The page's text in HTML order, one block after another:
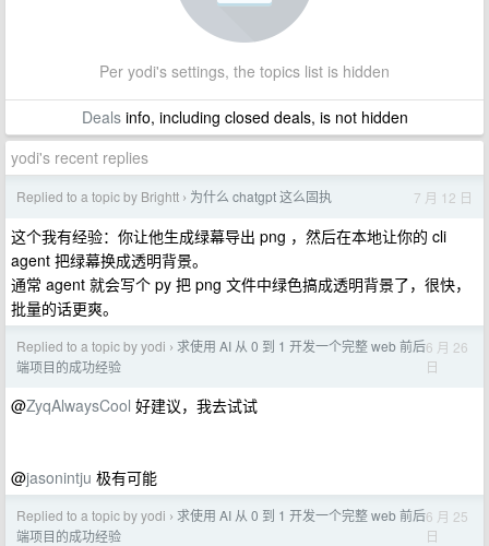
Per yodi's settings, the topics list is hidden
Dealsinfo, including closed deals, is not hidden
yodi's recent replies
Replied to a topic by Brightt › 为什么 chatgpt 这么固执 7 月 12 日
这个我有经验：你让他生成绿幕导出 png ，然后在本地让你的 cli
agent 把绿幕换成透明背景。
通常 agent 就会写个 py 把 png 文件中绿色搞成透明背景了，很快，
批量的话更爽。
Replied to a topic by yodi › 求使用 AI 从 0 到 1 开发一个完整 web 前后
端项目的成功经验
6 月 26
日
@ZyqAlwaysCool 好建议，我去试试
@jasonintju 极有可能
Replied to a topic by yodi › 求使用 AI 从 0 到 1 开发一个完整 web 前后
端项目的成功经验
6 月 25
日